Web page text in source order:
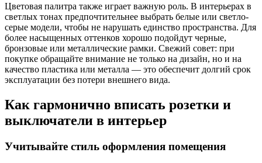
Цветовая палитра также играет важную роль. В интерьерах в
светлых тонах предпочтительнее выбрать белые или светло-
серые модели, чтобы не нарушать единство пространства. Для
более насыщенных оттенков хорошо подойдут черные,
бронзовые или металлические рамки. Свежий совет: при
покупке обращайте внимание не только на дизайн, но и на
качество пластика или металла — это обеспечит долгий срок
эксплуатации без потери внешнего вида.
Как гармонично вписать розетки и
выключатели в интерьер
Учитывайте стиль оформления помещения